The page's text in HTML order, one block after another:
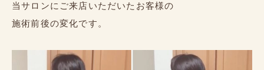
当サロンにご来店いただいたお客様の
施術前後の変化です。